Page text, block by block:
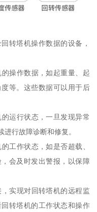
转塔机操作数据的设备，
操作数据，如起重量、起
等。这些数据可以用于后
运行状态，一旦发现异常
行故障诊断和修复。
工作状态，如是否超载、
会及时发出警报，以保障
实现对回转塔机的远程监
转塔机的工作状态和操作